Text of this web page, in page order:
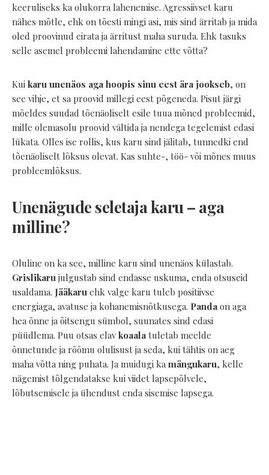
keeruliseks ka olukorra lahenemise. Agressiivset karu
nähes mõtle, ehk on tõesti mingi asi, mis sind ärritab ja mida
oled proovinud eirata ja ärritust maha suruda. Ehk tasuks
selle asemel probleemi lahendamine ette võtta?
Kui karu unenäos aga hoopis sinu eest ära jookseb, on
see vihje, et sa proovid millegi eest põgeneda. Pisut järgi
mõeldes suudad tõenäoliselt esile tuua mõned probleemid,
mille olemasolu proovid vältida ja nendega tegelemist edasi
lükata. Olles ise rollis, kus karu sind jälitab, tunnedki end
tõenäoliselt lõksus olevat. Kas suhte-, töö- või mõnes muus
probleemlõksus.
Unenägude seletaja karu – aga
milline?
Oluline on ka see, milline karu sind unenäos külastab.
Grislikaru julgustab sind endasse uskuma, enda otsuseid
usaldama. Jääkaru ehk valge karu tuleb positiivse
energiaga, avatuse ja kohanemisnõtkusega. Panda on aga
hea õnne ja õitsengu sümbol, suunates sind edasi
püüdlema. Puu otsas elav koaala tuletab meelde
õnnetunde ja rõõmu olulisust ja seda, kui tähtis on aeg
maha võtta ning puhata. Ja muidugi kamängukaru, kelle
nägemist tõlgendatakse kui viidet lapsepõlvele,
lõbutsemisele ja ühendust enda sisemise lapsega.